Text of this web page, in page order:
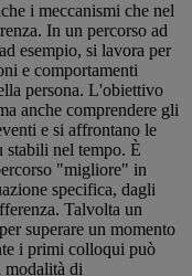
i meccanismi che nel
In un percorso ad
esempio, si lavora per
e comportamenti
persona. L'obiettivo
anche comprendere gli
e si affrontano le
nel tempo. È
"migliore" in
specifica, dagli
Talvolta un
superare un momento
i primi colloqui può
modalità di